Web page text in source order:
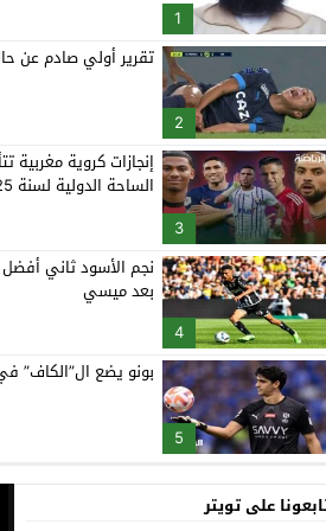
1
2
تقرير أولي صادم عن
3
إنجازات كروية مغربية
الساحة الدولية لسنة 2025
4
نجم الأسود ثاني أفضل
بعد ميسي
5
بونو يضع ال”الكاف”
على تويتر